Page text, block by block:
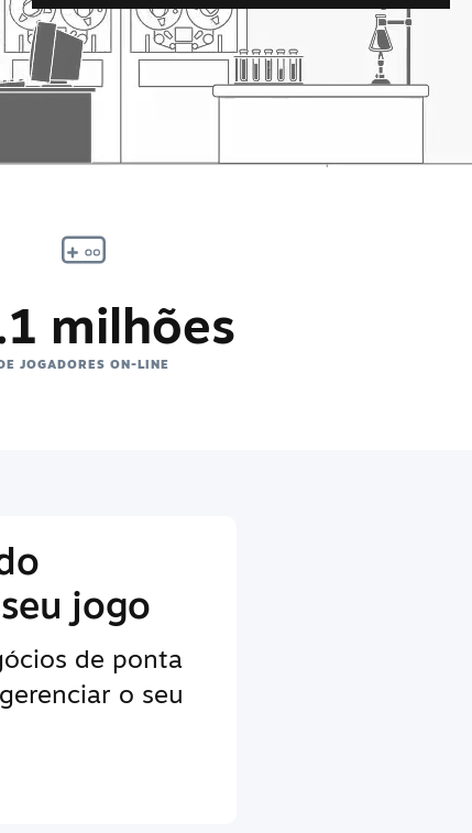
milhões
JOGADORES ON-LINE
jogo
de ponta
o seu